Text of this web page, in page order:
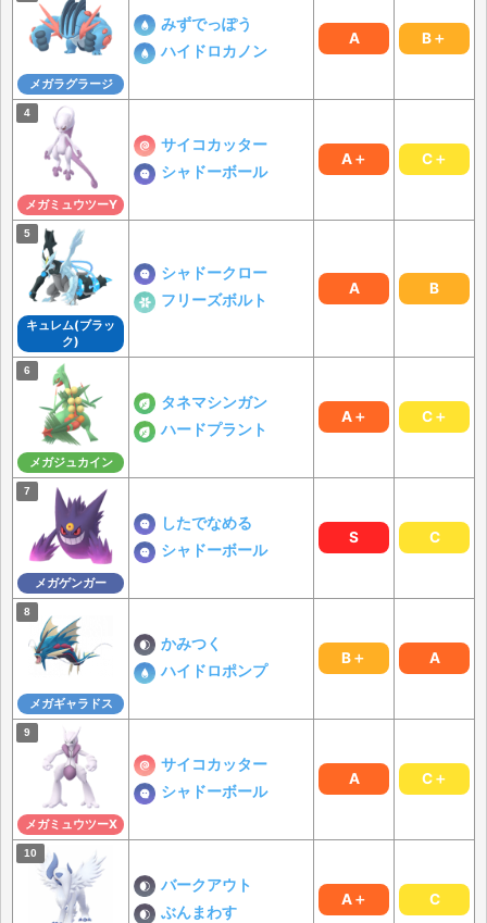
メガラグラージ
みずでっぽう
ハイドロカノン
A B＋
メガミュウツーY
サイコカッター
シャドーボール
A＋ C＋
キュレム(ブラッ
ク)
シャドークロー
フリーズボルト
A B
メガジュカイン
タネマシンガン
ハードプラント
A＋ C＋
メガゲンガー
したでなめる
シャドーボール
S C
メガギャラドス
かみつく
ハイドロポンプ
B＋ A
メガミュウツーX
サイコカッター
シャドーボール
A C＋
バークアウト
ぶんまわす
A＋ C